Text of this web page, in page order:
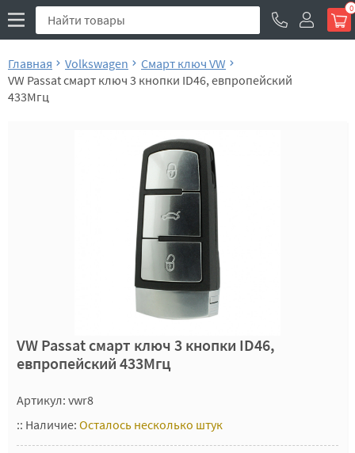
0
Главная Volkswagen
Смарт ключ VW
VW Passat смарт ключ 3 кнопки ID46, евпропейский
433Мгц
VW Passat смарт ключ 3 кнопки ID46,
евпропейский 433Мгц
Артикул: vwr8
:: Наличие: Осталось несколько штук